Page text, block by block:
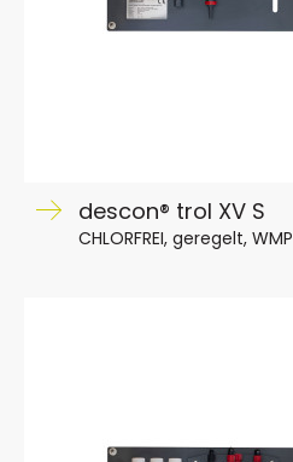
descon® trol XV S
CHLORFREI, geregelt, WMP